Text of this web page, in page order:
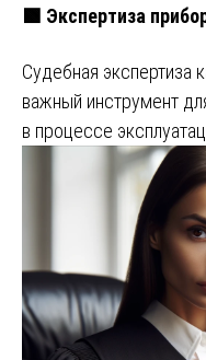
🟩 Экспертиза
Судебная экспертиза
важный инструмент
в процессе эксплуатац…